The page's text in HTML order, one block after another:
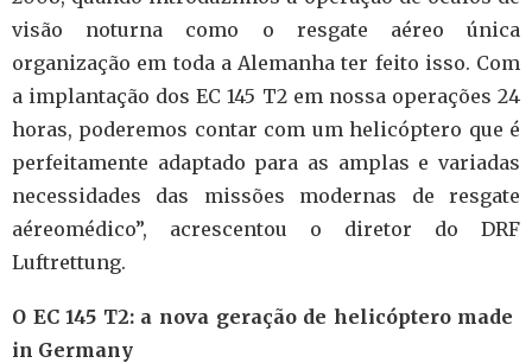
visão noturna como o resgate aéreo única
organização em toda a Alemanha ter feito isso. Com
a implantação dos EC 145 T2 em nossa operações 24
horas, poderemos contar com um helicóptero que é
perfeitamente adaptado para as amplas e variadas
necessidades das missões modernas de resgate
aéreomédico”, acrescentou o diretor do DRF
Luftrettung.
O EC 145 T2: a nova geração de helicóptero made ​​
in Germany